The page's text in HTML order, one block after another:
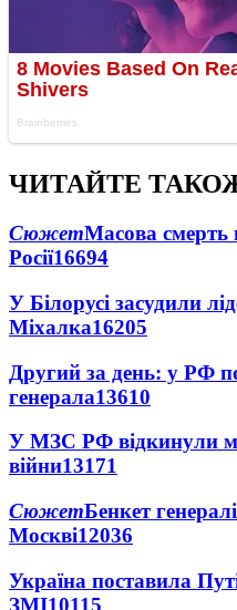
ЧИТАЙТЕ
СюжетМасова
Росії16694
У Білорусі засудили
Міхалка16205
Другий за день: у РФ
генерала13610
У МЗС РФ відкинули
війни13171
СюжетБенкет
Москві12036
Україна поставила
ЗМІ10115